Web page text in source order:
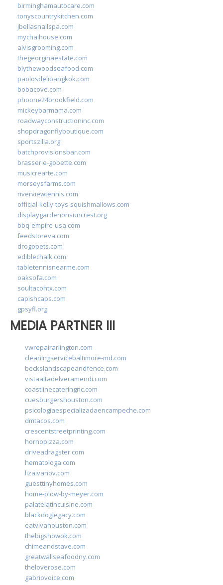
birminghamautocare.com
tonyscountrykitchen.com
jbellasnailspa.com
mychaihouse.com
alvisgrooming.com
thegeorginaestate.com
blythewoodseafood.com
paolosdelibangkok.com
bobacove.com
phoone24brookfield.com
mickeybarmama.com
roadwayconstructioninc.com
shopdragonflyboutique.com
sportszilla.org
batchprovisionsbar.com
brasserie-gobette.com
musicrearte.com
morseysfarms.com
riverviewtennis.com
official-kelly-toys-squishmallows.com
displaygardenonsuncrest.org
bbq-empire-usa.com
feedstoreva.com
drogopets.com
ediblechalk.com
tabletennisnearme.com
oaksofa.com
soultacohtx.com
capishcaps.com
gpsyfl.org
MEDIA PARTNER III
vwrepairarlington.com
cleaningservicebaltimore-md.com
beckslandscapeandfence.com
vistaaltadelveramendi.com
coastlinecateringnc.com
cuesburgershouston.com
psicologiaespecializadaencampeche.com
dmtacos.com
crescentstreetprinting.com
hornopizza.com
driveadragster.com
hematologa.com
lizaivanov.com
guesttinyhomes.com
home-plow-by-meyer.com
palatelatincuisine.com
blackdoglegacy.com
eatvivahouston.com
thebigshowok.com
chimeandstave.com
greatwallseafoodny.com
theloverose.com
gabriovoice.com